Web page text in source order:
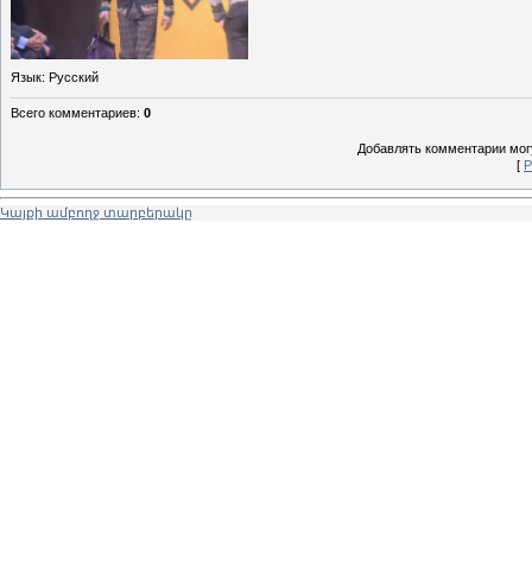
Язык: Русский
Всего комментариев: 0
Добавлять комментарии
[
Կայքի ամբողջ տարբերակը